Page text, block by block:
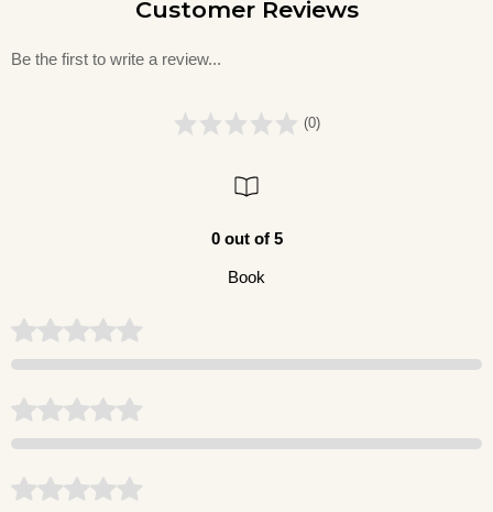
Customer Reviews
Be the first to write a review...
(0)
0 out of 5
Book